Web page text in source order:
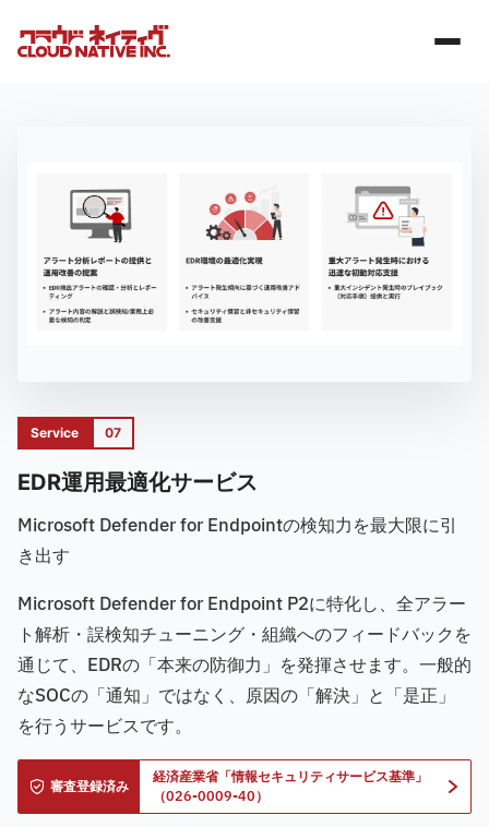
Service 07
EDR運用最適化サービス
Microsoft Defender for Endpointの検知力を最大限に引
き出す
Microsoft Defender for Endpoint P2に特化し、全アラー
ト解析・誤検知チューニング・組織へのフィードバックを
通じて、EDRの「本来の防御力」を発揮させます。一般的
なSOCの「通知」ではなく、原因の「解決」と「是正」
を行うサービスです。
審査登録済み
経済産業省「情報セキュリティサービス基準」
（026-0009-40）